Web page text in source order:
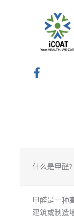
什么是甲醛?
甲醛是一种
建筑或制造